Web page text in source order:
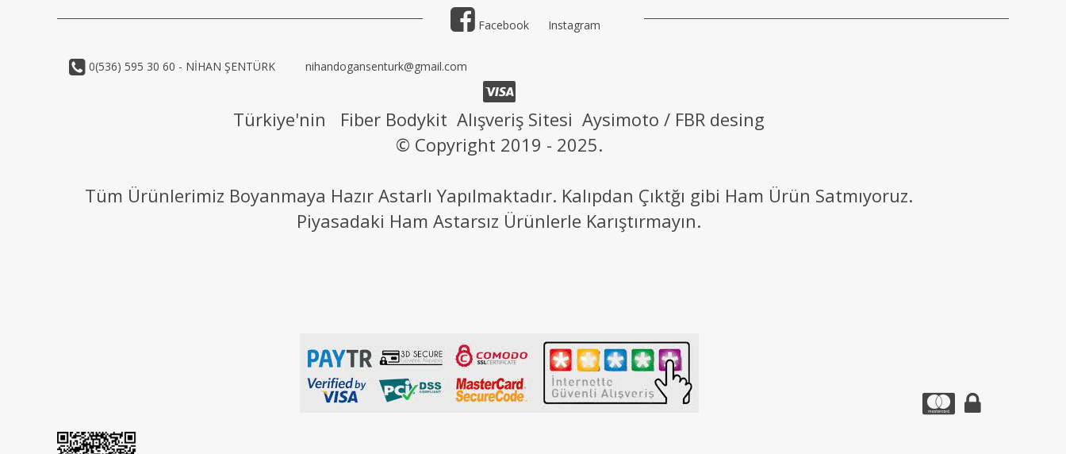
Facebook Instagram
0(536) 595 30 60 - NİHAN ŞENTÜRK nihandogansenturk@gmail.com
Türkiye'nin Fiber Bodykit Alışveriş Sitesi Aysimoto / FBR desing
© Copyright 2019 - 2025.
Tüm Ürünlerimiz Boyanmaya Hazır Astarlı Yapılmaktadır. Kalıpdan Çıktğı gibi Ham Ürün Satmıyoruz.
Piyasadaki Ham Astarsız Ürünlerle Karıştırmayın.